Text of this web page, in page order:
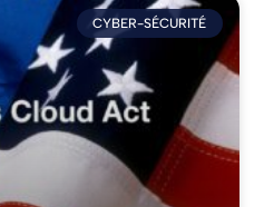
CYBER-SÉCURITÉ